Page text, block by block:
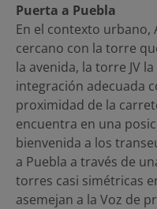
Puerta a Puebla
En el contexto urbano,
cercano con la torre
la avenida, la torre JV
integración adecuada
proximidad de la
encuentra en una
bienvenida a los
a Puebla a través de
torres casi simétricas
asemejan a la Voz de